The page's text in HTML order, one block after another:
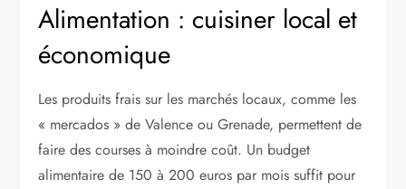
Alimentation : cuisiner local et
économique
Les produits frais sur les marchés locaux, comme les
« mercados » de Valence ou Grenade, permettent de
faire des courses à moindre coût. Un budget
alimentaire de 150 à 200 euros par mois suffit pour